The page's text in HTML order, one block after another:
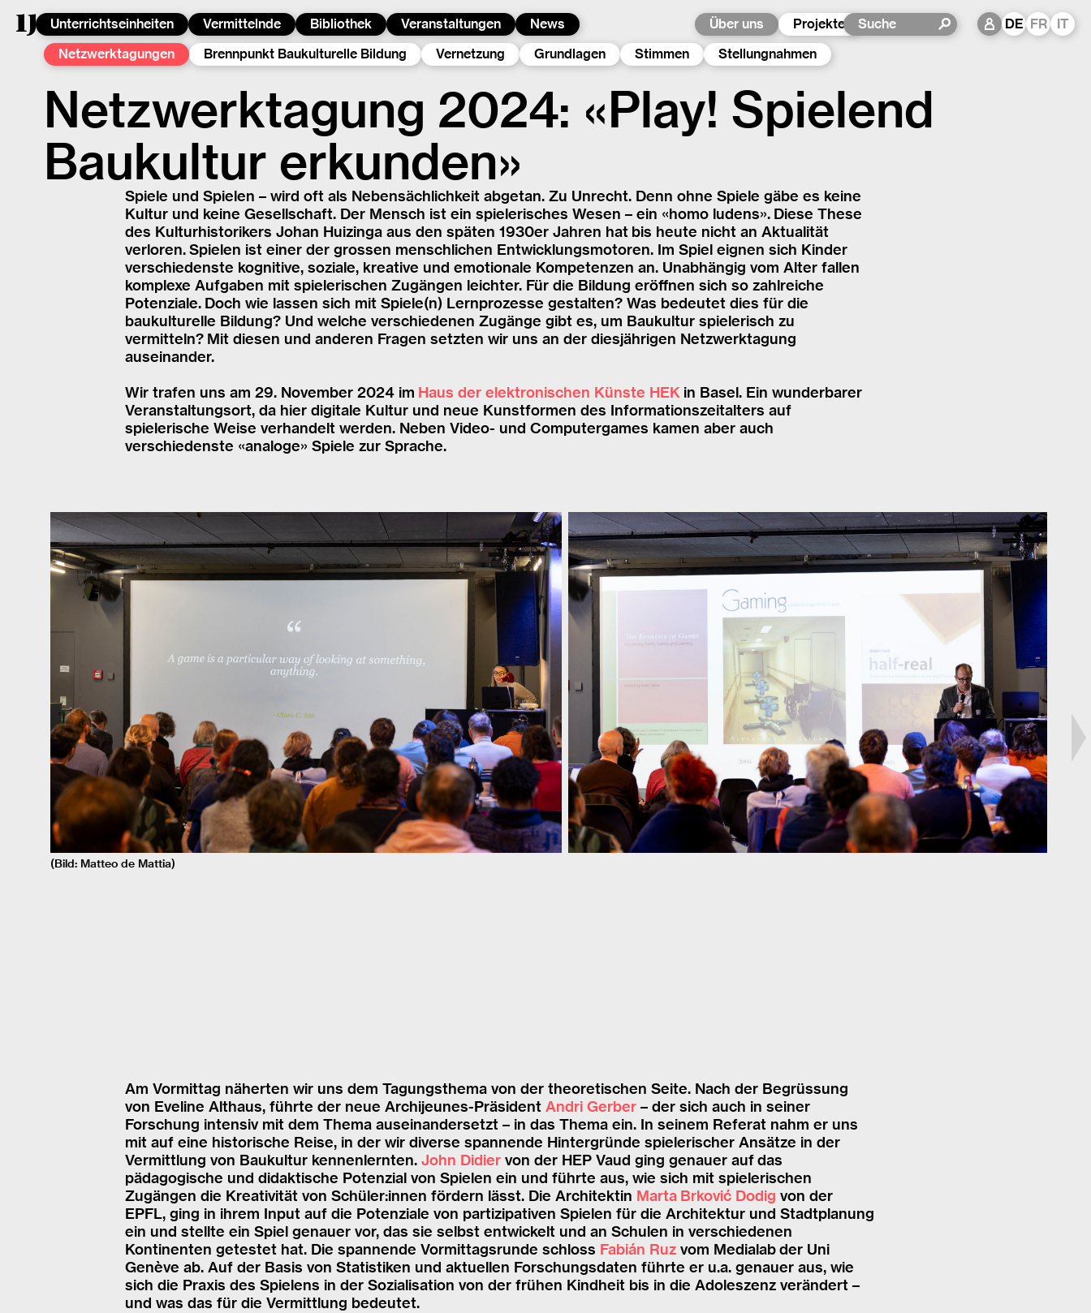
Unterrichtseinheiten Vermittelnde Bibliothek Veranstaltungen News Über uns Projekte DE FR
IT
Netzwerktagungen
Brennpunkt Baukulturelle Bildung Vernetzung Grundlagen Stimmen Stellungnahmen
Netzwerktagung 2024: «Play! Spielend
Baukultur erkunden»
Spiele und Spielen – wird oft als Nebensächlichkeit abgetan. Zu Unrecht. Denn ohne Spiele gäbe es keine
Kultur und keine Gesellschaft. Der Mensch ist ein spielerisches Wesen – ein «homo ludens». Diese These
des Kulturhistorikers Johan Huizinga aus den späten 1930er Jahren hat bis heute nicht an Aktualität
verloren. Spielen ist einer der grossen menschlichen Entwicklungsmotoren. Im Spiel eignen sich Kinder
verschiedenste kognitive, soziale, kreative und emotionale Kompetenzen an. Unabhängig vom Alter fallen
komplexe Aufgaben mit spielerischen Zugängen leichter. Für die Bildung eröffnen sich so zahlreiche
Potenziale. Doch wie lassen sich mit Spiele(n) Lernprozesse gestalten? Was bedeutet dies für die
baukulturelle Bildung? Und welche verschiedenen Zugänge gibt es, um Baukultur spielerisch zu
vermitteln? Mit diesen und anderen Fragen setzten wir uns an der diesjährigen Netzwerktagung
auseinander.
Wir trafen uns am 29. November 2024 im Haus der elektronischen Künste HEK in Basel. Ein wunderbarer
Veranstaltungsort, da hier digitale Kultur und neue Kunstformen des Informationszeitalters auf
spielerische Weise verhandelt werden. Neben Video- und Computergames kamen aber auch
verschiedenste «analoge» Spiele zur Sprache.
(Bild: Matteo de Mattia)
Am Vormittag näherten wir uns dem Tagungsthema von der theoretischen Seite. Nach der Begrüssung
von Eveline Althaus, führte der neue Archijeunes-Präsident Andri Gerber – der sich auch in seiner
Forschung intensiv mit dem Thema auseinandersetzt – in das Thema ein. In seinem Referat nahm er uns
mit auf eine historische Reise, in der wir diverse spannende Hintergründe spielerischer Ansätze in der
Vermittlung von Baukultur kennenlernten. John Didier von der HEP Vaud ging genauer auf das
pädagogische und didaktische Potenzial von Spielen ein und führte aus, wie sich mit spielerischen
Zugängen die Kreativität von Schüler:innen fördern lässt. Die Architektin Marta Brković Dodig von der
EPFL, ging in ihrem Input auf die Potenziale von partizipativen Spielen für die Architektur und Stadtplanung
ein und stellte ein Spiel genauer vor, das sie selbst entwickelt und an Schulen in verschiedenen
Kontinenten getestet hat. Die spannende Vormittagsrunde schloss Fabián Ruz vom Medialab der Uni
Genève ab. Auf der Basis von Statistiken und aktuellen Forschungsdaten führte er u.a. genauer aus, wie
sich die Praxis des Spielens in der Sozialisation von der frühen Kindheit bis in die Adoleszenz verändert –
und was das für die Vermittlung bedeutet.